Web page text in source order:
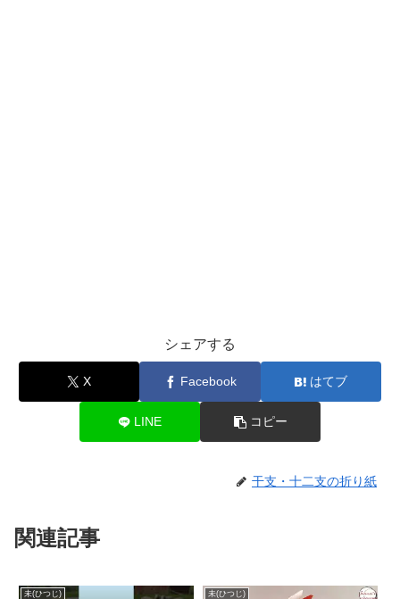
シェアする
X Facebook はてブ
LINE コピー
干支・十二支の折り紙
関連記事
未(ひつじ) 未(ひつじ)